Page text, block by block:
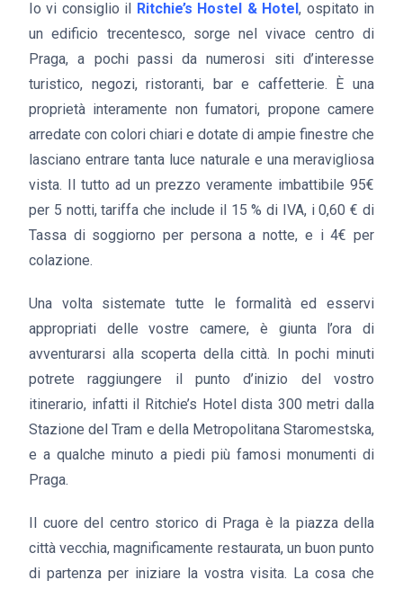
Io vi consiglio il Ritchie’s Hostel & Hotel, ospitato in
un edificio trecentesco, sorge nel vivace centro di
Praga, a pochi passi da numerosi siti d’interesse
turistico, negozi, ristoranti, bar e caffetterie. È una
proprietà interamente non fumatori, propone camere
arredate con colori chiari e dotate di ampie finestre che
lasciano entrare tanta luce naturale e una meravigliosa
vista. Il tutto ad un prezzo veramente imbattibile 95€
per 5 notti, tariffa che include il 15 % di IVA, i 0,60 € di
Tassa di soggiorno per persona a notte, e i 4€ per
colazione.
Una volta sistemate tutte le formalità ed esservi
appropriati delle vostre camere, è giunta l’ora di
avventurarsi alla scoperta della città. In pochi minuti
potrete raggiungere il punto d’inizio del vostro
itinerario, infatti il Ritchie’s Hotel dista 300 metri dalla
Stazione del Tram e della Metropolitana Staromestska,
e a qualche minuto a piedi più famosi monumenti di
Praga.
Il cuore del centro storico di Praga è la piazza della
città vecchia, magnificamente restaurata, un buon punto
di partenza per iniziare la vostra visita. La cosa che